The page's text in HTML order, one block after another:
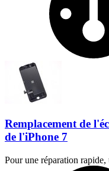
Remplacement de
de l'iPhone 7
Pour une réparation